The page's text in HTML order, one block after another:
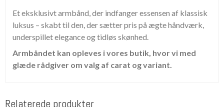
Et eksklusivt armbånd, der indfanger essensen af klassisk
luksus – skabt til den, der sætter pris på ægte håndværk,
underspillet elegance og tidløs skønhed.
Armbåndet kan opleves i vores butik, hvor vi med
glæde rådgiver om valg af carat og variant.
Relaterede produkter